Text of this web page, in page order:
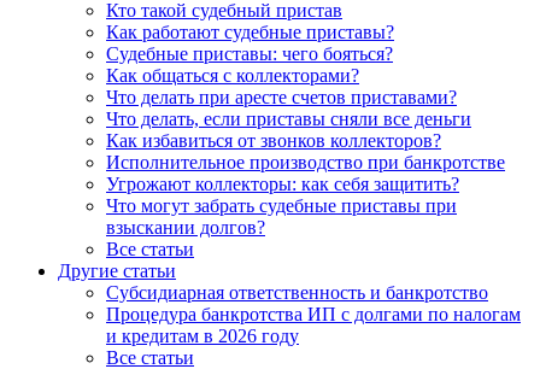
Кто такой судебный пристав
Как работают судебные приставы?
Судебные приставы: чего бояться?
Как общаться с коллекторами?
Что делать при аресте счетов приставами?
Что делать, если приставы сняли все деньги
Как избавиться от звонков коллекторов?
Исполнительное производство при банкротстве
Угрожают коллекторы: как себя защитить?
Что могут забрать судебные приставы при
взыскании долгов?
Все статьи
Другие статьи
Субсидиарная ответственность и банкротство
Процедура банкротства ИП с долгами по налогам
и кредитам в 2026 году
Все статьи